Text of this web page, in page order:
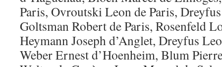
Paris, Ovroutski Leon de Paris,
Goltsman Robert de Paris, Rosenfeld
Heymann Joseph d’Anglet, Dreyfus
Weber Ernest d’Hoenheim, Blum